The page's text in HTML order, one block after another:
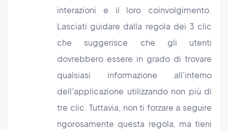
interazioni e il loro coinvolgimento.
Lasciati guidare dalla regola dei 3 clic
che suggerisce che gli utenti
dovrebbero essere in grado di trovare
qualsiasi informazione all'interno
dell'applicazione utilizzando non più di
tre clic. Tuttavia, non ti forzare a seguire
rigorosamente questa regola, ma tieni